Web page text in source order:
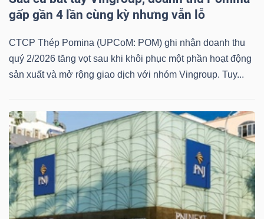
gấp gần 4 lần cùng kỳ nhưng vẫn lỗ
CTCP Thép Pomina (UPCoM: POM) ghi nhận doanh thu
quý 2/2026 tăng vọt sau khi khôi phục một phần hoạt động
sản xuất và mở rộng giao dịch với nhóm Vingroup. Tuy...
Bài
viết
của
tác
Báo
cáo
phân
tích
(-)